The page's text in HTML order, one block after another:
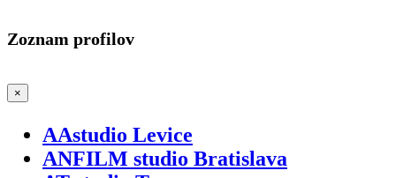
Zoznam profilov
×
AAstudio Levice
ANFILM studio Bratislava